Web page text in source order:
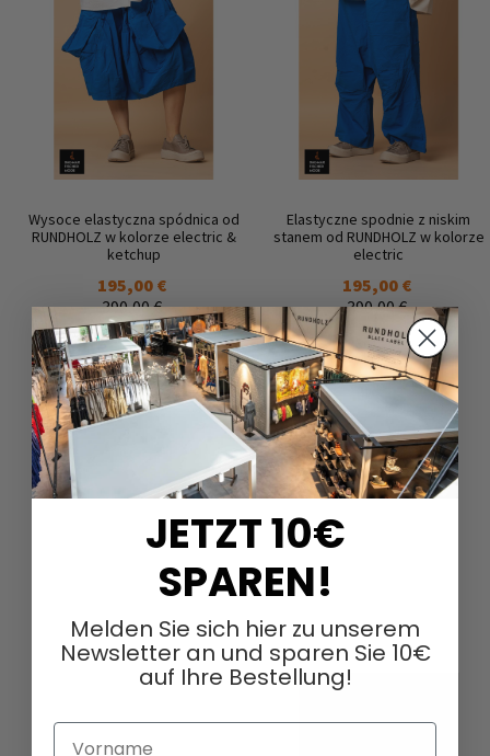
Wysoce elastyczna spódnica od
RUNDHOLZ w kolorze electric &
ketchup
195,00 €
390,00 €
Elastyczne spodnie z niskim
stanem od RUNDHOLZ w kolorze
electric
195,00 €
390,00 €
DAZU PASSEND
JETZT 10€
SPAREN!
Melden Sie sich hier zu unserem
Newsletter an und sparen Sie 10€
auf Ihre Bestellung!
Vorname